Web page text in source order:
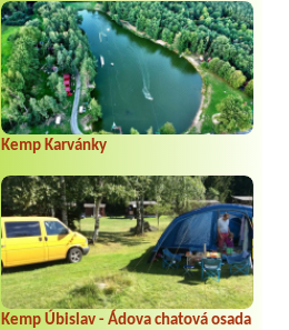
Kemp Karvánky
Kemp Úbislav - Ádova chatová osada